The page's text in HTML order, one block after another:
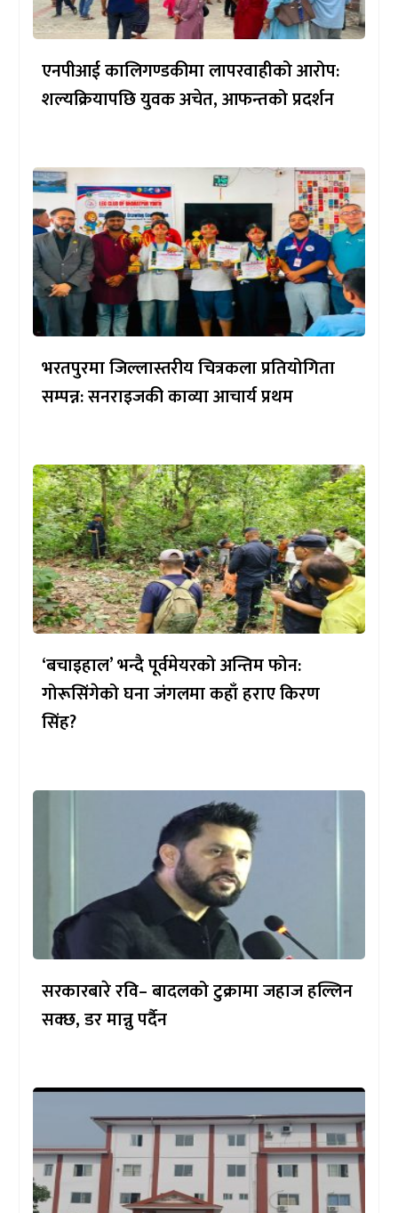
एनपीआई कालिगण्डकीमा लापरवाहीको आरोप:
शल्यक्रियापछि युवक अचेत, आफन्तको प्रदर्शन
भरतपुरमा जिल्लास्तरीय चित्रकला प्रतियोगिता
सम्पन्न: सनराइजकी काव्या आचार्य प्रथम
‘बचाइहाल’ भन्दै पूर्वमेयरको अन्तिम फोन:
गोरूसिंगेको घना जंगलमा कहाँ हराए किरण
सिंह?
सरकारबारे रवि– बादलको टुक्रामा जहाज हल्लिन
सक्छ, डर मान्नु पर्दैन